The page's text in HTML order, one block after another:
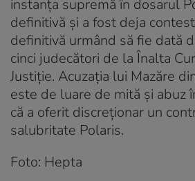
instanța supremă în dosarul
definitivă și a fost deja
definitivă urmând să fie dată
cinci judecători de la Înalta
Justiție. Acuzația lui Mazăre
este de luare de mită şi abuz
că a oferit discreţionar un
salubritate Polaris.
Foto: Hepta